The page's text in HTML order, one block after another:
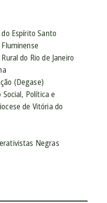
Espírito Santo
do Rio de Janeiro
(Degase)
Política e
de Vitória do
Negras